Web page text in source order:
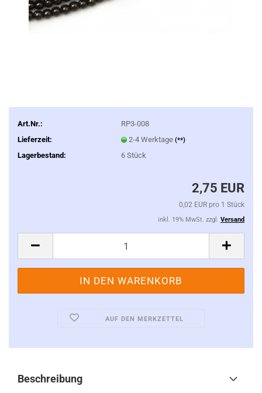
Art.Nr.:
RP3-008
Lieferzeit:
2-4 Werktage (**)
Lagerbestand: 6 Stück
2,75 EUR
0,02 EUR pro 1 Stück
inkl. 19% MwSt. zzgl. Versand
AUF DEN MERKZETTEL
Beschreibung